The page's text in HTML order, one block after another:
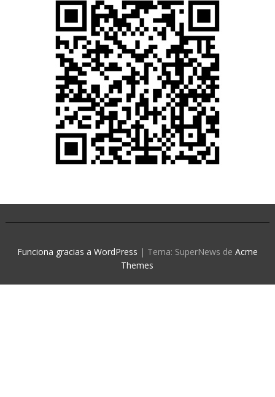
Funciona gracias a WordPress | Tema: SuperNews de Acme
Themes